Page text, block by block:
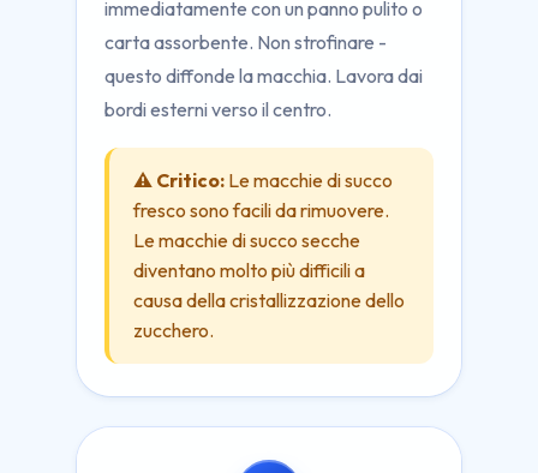
immediatamente con un panno pulito o
carta assorbente. Non strofinare -
questo diffonde la macchia. Lavora dai
bordi esterni verso il centro.
⚠️ Critico: Le macchie di succo
fresco sono facili da rimuovere.
Le macchie di succo secche
diventano molto più difficili a
causa della cristallizzazione dello
zucchero.